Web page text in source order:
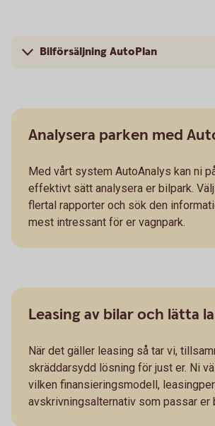
Bilförsäljning AutoPlan
Analysera parken med
Med vårt system AutoAnalys kan ni
effektivt sätt analysera er bilpark.
flertal rapporter och sök den
mest intressant för er vagnpark.
Leasing av bilar och lätta
När det gäller leasing så tar vi,
skräddarsydd lösning för just er. Ni
vilken finansieringsmodell,
avskrivningsalternativ som passar er